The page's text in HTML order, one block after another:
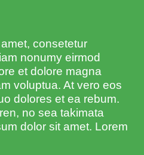
consetetur
nonumy eirmod
et dolore magna
voluptua. At vero eos
dolores et ea rebum.
no sea takimata
dolor sit amet. Lorem